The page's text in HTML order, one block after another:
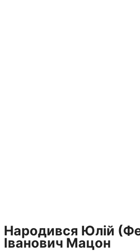
Народився Юлій
Іванович Мацон